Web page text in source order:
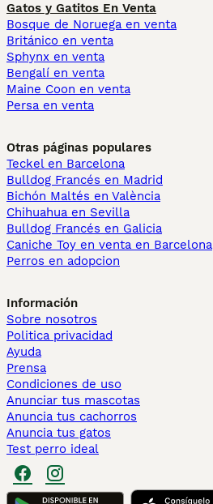
Gatos y Gatitos En Venta
Bosque de Noruega en venta
Británico en venta
Sphynx en venta
Bengalí en venta
Maine Coon en venta
Persa en venta
Otras páginas populares
Teckel en Barcelona
Bulldog Francés en Madrid
Bichón Maltés en València
Chihuahua en Sevilla
Bulldog Francés en Galicia
Caniche Toy en venta en Barcelona
Perros en adopcion
Información
Sobre nosotros
Politica privacidad
Ayuda
Prensa
Condiciones de uso
Anunciar tus mascotas
Anuncia tus cachorros
Anuncia tus gatos
Test perro ideal